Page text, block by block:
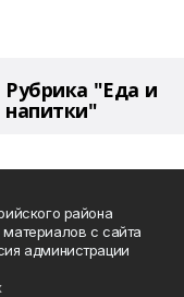
Рубрика "Еда и
напитки"
района
с сайта
администрации